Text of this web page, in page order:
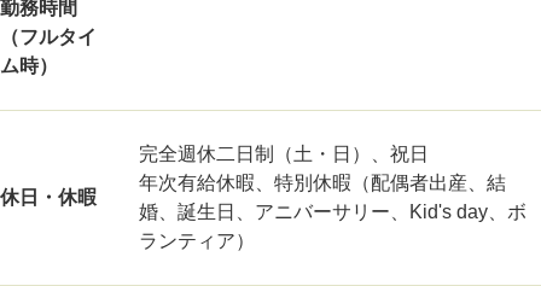
勤務時間
（フルタイ
ム時）
休日・休暇
完全週休二日制（土・日）、祝日
年次有給休暇、特別休暇（配偶者出産、結
婚、誕生日、アニバーサリー、Kid's day、ボ
ランティア）